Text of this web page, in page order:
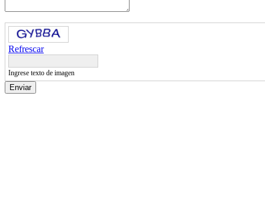
Refrescar
Ingrese texto de imagen